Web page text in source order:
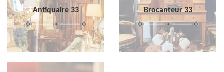
Antiquaire 33 Brocanteur 33